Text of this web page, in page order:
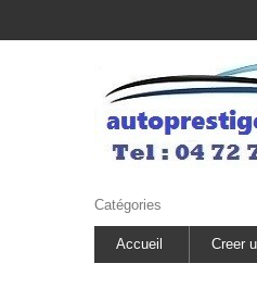
Catégories
Accueil Creer